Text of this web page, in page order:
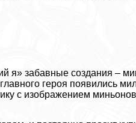
я» забавные создания –
героя появились
с изображением